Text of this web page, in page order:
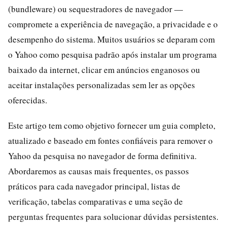
(bundleware) ou sequestradores de navegador —
compromete a experiência de navegação, a privacidade e o
desempenho do sistema. Muitos usuários se deparam com
o Yahoo como pesquisa padrão após instalar um programa
baixado da internet, clicar em anúncios enganosos ou
aceitar instalações personalizadas sem ler as opções
oferecidas.
Este artigo tem como objetivo fornecer um guia completo,
atualizado e baseado em fontes confiáveis para remover o
Yahoo da pesquisa no navegador de forma definitiva.
Abordaremos as causas mais frequentes, os passos
práticos para cada navegador principal, listas de
verificação, tabelas comparativas e uma seção de
perguntas frequentes para solucionar dúvidas persistentes.